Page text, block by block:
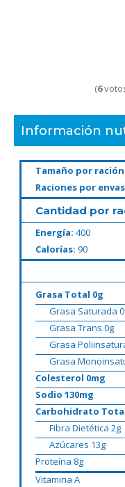
(6
Información
Tamaño por
Raciones por
Cantidad por
Energía: 400
Calorías: 90
Grasa Total 0g
Grasa Saturada
Grasa Trans 0g
Grasa
Grasa
Colesterol 0mg
Sodio 130mg
Carbohidrato
Fibra Dietética 2g
Azúcares 13g
Proteína 8g
Vitamina A